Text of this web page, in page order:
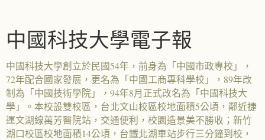
中國科技大學電子報
中國科技大學創立於民國54年，前身為「中國市政專校」，
72年配合國家發展，更名為「中國工商專科學校」，89年改
制為「中國技術學院」，94年8月正式改名為「中國科技大
學」。本校設雙校區，台北文山校區校地面積5公頃，鄰近捷
運文湖線萬芳醫院站，交通便利，校園造景美不勝收；新竹
湖口校區校地面積14公頃，台鐵北湖車站步行三分鐘到校，